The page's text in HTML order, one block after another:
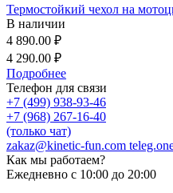
Термостойкий чехол на
В наличии
4 890.00 ₽
4 290.00 ₽
Подробнее
Телефон для связи
+7 (499) 938-93-46
+7 (968) 267-16-40
(только чат)
zakaz@kinetic-fun.com
Как мы работаем?
Ежедневно с 10:00 до 20:00